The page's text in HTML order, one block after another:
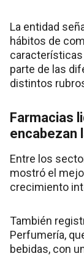
La entidad
hábitos de
características
parte de las
distintos
Farmacias
encabezan
Entre los
mostró el
crecimiento
También
Perfumería,
bebidas, con